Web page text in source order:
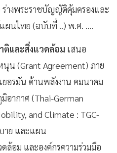
ร่างพระราชบัญญัติคุ้มครองและ
นไทย (ฉบับที่ ..) พ.ศ. ....
ติและสิ่งแวดล้อม เสนอ
น (Grant Agreement) ภาย
ยอรมัน ด้านพลังงาน คมนาคม
อากาศ (Thai-German
and Climate : TGC-
าย และแผน
ล้อม และองค์กรความร่วมมือ